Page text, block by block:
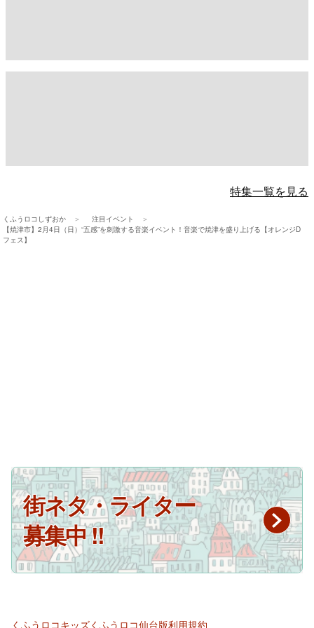
特集一覧を見る
くふうロコしずおか
注目イベント
【焼津市】2月4日（日）“五感”を刺激する音楽イベント！音楽で焼津を盛り上げる【オレンジD
フェス】
街ネタ・ライター
募集中 !!
くふうロコキッズくふうロコ仙台版利用規約